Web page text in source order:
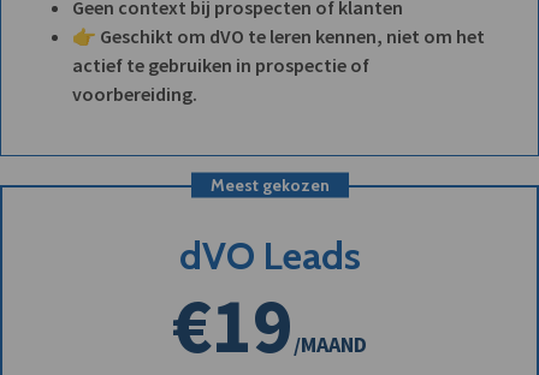
Geen context bij prospecten of klanten
👉 Geschikt om dVO te leren kennen, niet om het
actief te gebruiken in prospectie of
voorbereiding.
Meest gekozen
dVO Leads
€19/MAAND